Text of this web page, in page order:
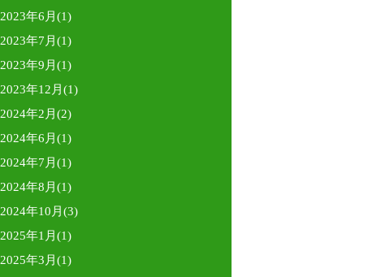
2023年6月(1)
2023年7月(1)
2023年9月(1)
2023年12月(1)
2024年2月(2)
2024年6月(1)
2024年7月(1)
2024年8月(1)
2024年10月(3)
2025年1月(1)
2025年3月(1)